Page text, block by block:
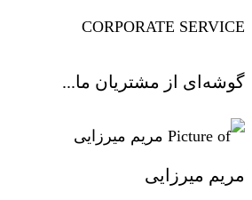
CORPORATE SERVICE
گوشه‌ای از مشتریان ما...
مریم میرزایی